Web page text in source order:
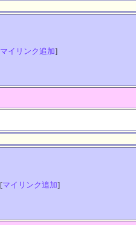
マイリンク追加]
マイリンク追加]